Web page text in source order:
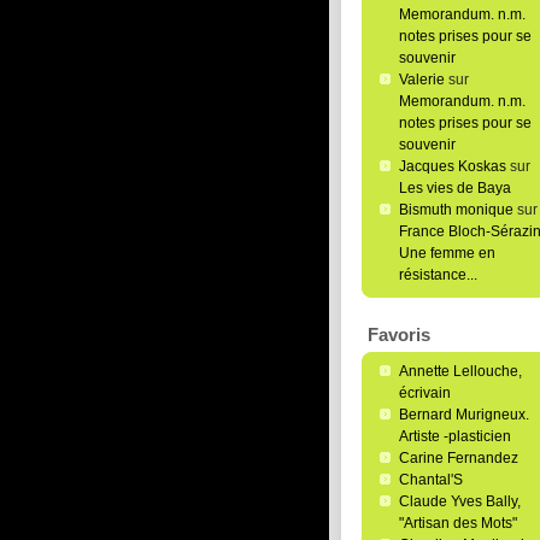
Memorandum. n.m.
notes prises pour se
souvenir
Valerie sur
Memorandum. n.m.
notes prises pour se
souvenir
Jacques Koskassur
Les vies de Baya
Bismuth monique sur
France Bloch-
Une femme en
résistance...
Favoris
Annette Lellouche,
écrivain
Bernard Murigneux.
Artiste -plasticien
Carine Fernandez
Chantal'S
Claude Yves Bally,
"Artisan des Mots"